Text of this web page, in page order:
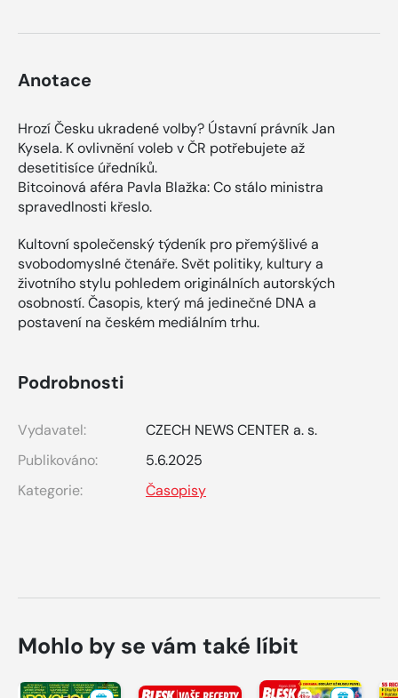
Anotace
Hrozí Česku ukradené volby? Ústavní právník Jan
Kysela. K ovlivnění voleb v ČR potřebujete až
desetitisíce úředníků.
Bitcoinová aféra Pavla Blažka: Co stálo ministra
spravedlnosti křeslo.
Kultovní společenský týdeník pro přemýšlivé a
svobodomyslné čtenáře. Svět politiky, kultury a
životního stylu pohledem originálních autorských
osobností. Časopis, který má jedinečné DNA a
postavení na českém mediálním trhu.
Podrobnosti
Vydavatel:
CZECH NEWS CENTER a. s.
Publikováno:
5.6.2025
Kategorie:
Časopisy
Mohlo by se vám také líbit